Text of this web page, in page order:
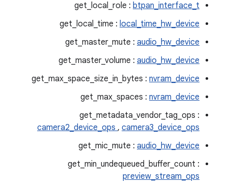
get_local_role : btpan_interface_t
get_local_time : local_time_hw_device
get_master_mute : audio_hw_device
get_master_volume : audio_hw_device
get_max_space_size_in_bytes : nvram_device
get_max_spaces : nvram_device
get_metadata_vendor_tag_ops :
camera2_device_ops , camera3_device_ops
get_mic_mute : audio_hw_device
get_min_undequeued_buffer_count :
preview_stream_ops